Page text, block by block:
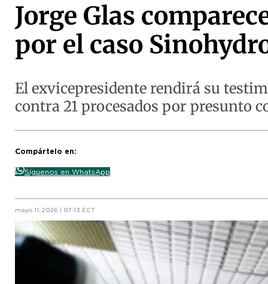
Jorge Glas
por el caso
El exvicepresidente rendirá su
contra 21 procesados por presunto
Compártelo en:
Síguenos en WhatsApp
mayo 11, 2026 | 07:13 ECT